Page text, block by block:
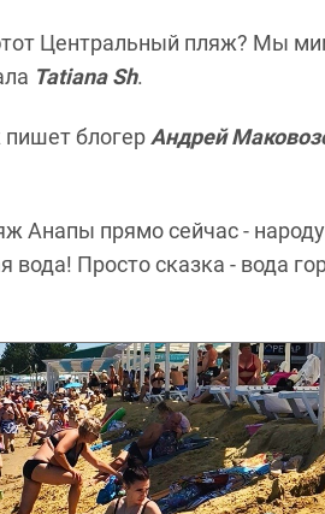
Центральный пляж? Мы
Tatiana Sh.
блогерАндрей
Анапы прямо сейчас -
Просто сказка - вода